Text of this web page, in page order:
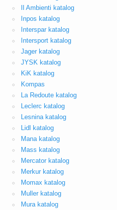
Il Ambienti katalog
Inpos katalog
Interspar katalog
Intersport katalog
Jager katalog
JYSK katalog
KiK katalog
Kompas
La Redoute katalog
Leclerc katalog
Lesnina katalog
Lidl katalog
Mana katalog
Mass katalog
Mercator katalog
Merkur katalog
Momax katalog
Muller katalog
Mura katalog